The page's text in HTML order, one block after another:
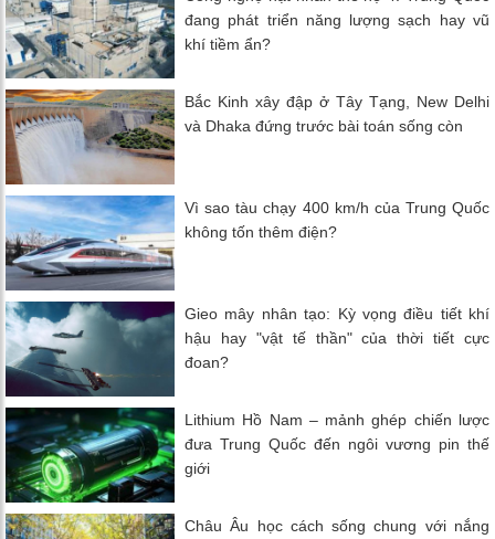
đang phát triển năng lượng sạch hay vũ
khí tiềm ẩn?
Bắc Kinh xây đập ở Tây Tạng, New Delhi
và Dhaka đứng trước bài toán sống còn
Vì sao tàu chạy 400 km/h của Trung Quốc
không tốn thêm điện?
Gieo mây nhân tạo: Kỳ vọng điều tiết khí
hậu hay "vật tế thần" của thời tiết cực
đoan?
Lithium Hồ Nam – mảnh ghép chiến lược
đưa Trung Quốc đến ngôi vương pin thế
giới
Châu Âu học cách sống chung với nắng